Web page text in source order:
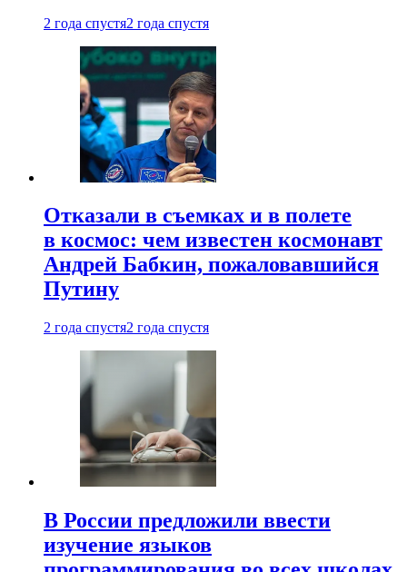
2 года спустя2 года спустя
Отказали в съемках и в полете
в космос: чем известен космонавт
Андрей Бабкин, пожаловавшийся
Путину
2 года спустя2 года спустя
В России предложили ввести
изучение языков